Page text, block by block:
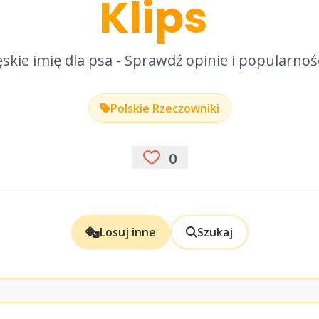
Klips
imię dla psa - Sprawdź opinie i
Polskie Rzeczowniki
0
Losuj inne Szukaj